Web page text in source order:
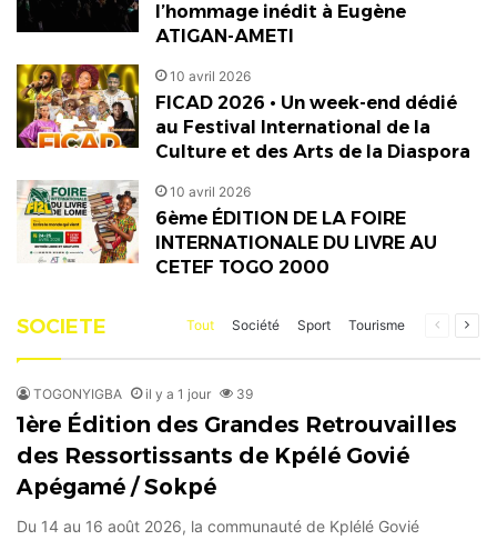
l’hommage inédit à Eugène
ATIGAN-AMETI
10 avril 2026
FICAD 2026 • Un week-end dédié
au Festival International de la
Culture et des Arts de la Diaspora
10 avril 2026
6ème ÉDITION DE LA FOIRE
INTERNATIONALE DU LIVRE AU
CETEF TOGO 2000
SOCIETE Tout Société Sport Tourisme
Page
TOGONYIGBA il y a 1 jour 39
1ère Édition des Grandes Retrouvailles
des Ressortissants de Kpélé Govié
Apégamé / Sokpé
Du 14 au 16 août 2026, la communauté de Kplélé Govié